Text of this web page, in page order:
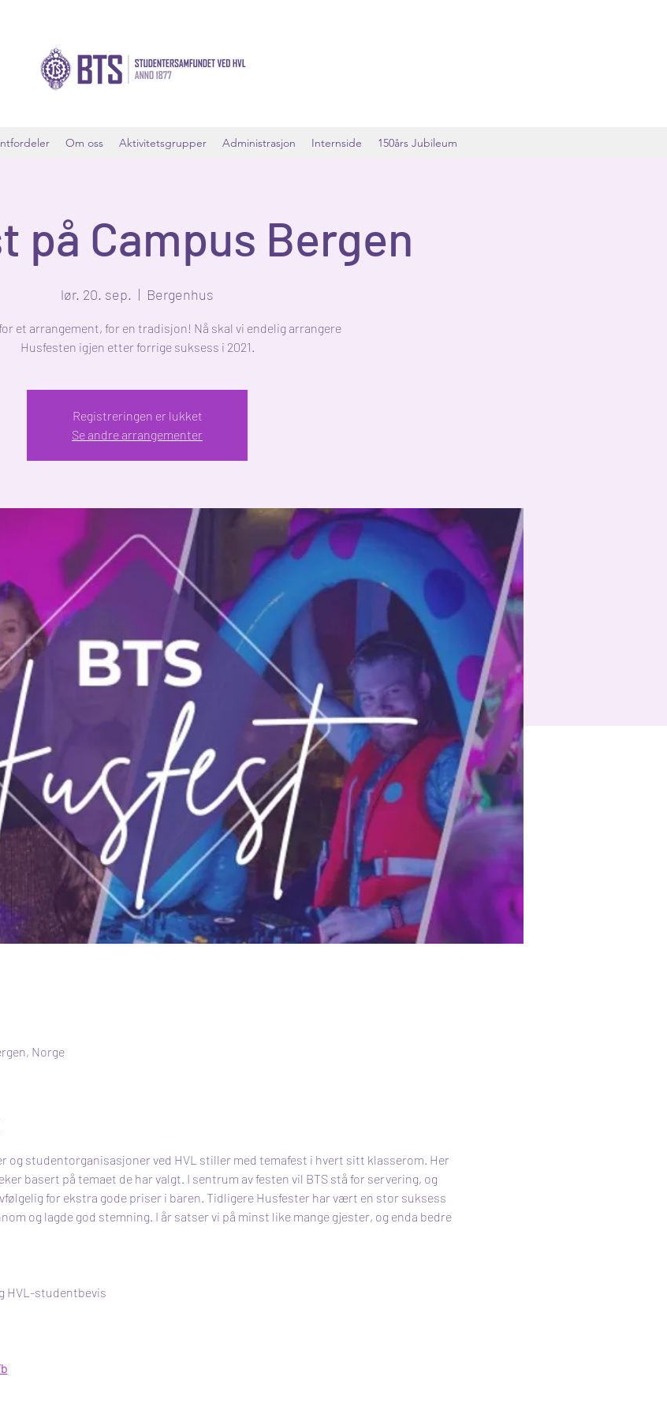
Om oss Aktivitetsgrupper Administrasjon Internside 150års Jubileum
på Campus Bergen
lør. 20. sep.
  |
Bergenhus
et arrangement, for en tradisjon! Nå skal vi endelig arrangere
Husfesten igjen etter forrige suksess i 2021.
Registreringen er lukket
Se andre arrangementer
Norge
og studentorganisasjoner ved HVL stiller med temafest i hvert sitt klasserom. Her
basert på temaet de har valgt. I sentrum av festen vil BTS stå for servering, og
for ekstra gode priser i baren. Tidligere Husfester har vært en stor suksess
og lagde god stemning. I år satser vi på minst like mange gjester, og enda bedre
HVL-studentbevis